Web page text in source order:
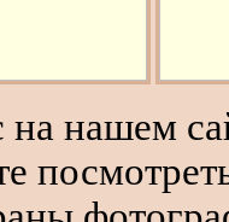
на нашем